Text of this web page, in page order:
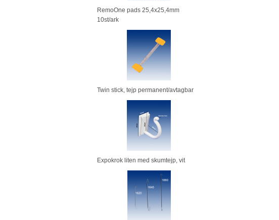
RemoOne pads 25,4x25,4mm
10st/ark
Twin stick, tejp permanent/avtagbar
Expokrok liten med skumtejp, vit